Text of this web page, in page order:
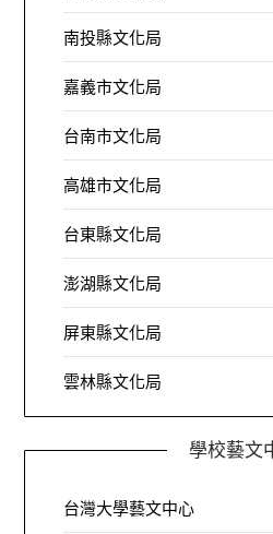
南投縣文化局
嘉義市文化局
台南市文化局
高雄市文化局
台東縣文化局
澎湖縣文化局
屏東縣文化局
雲林縣文化局
學校藝文
台灣大學藝文中心